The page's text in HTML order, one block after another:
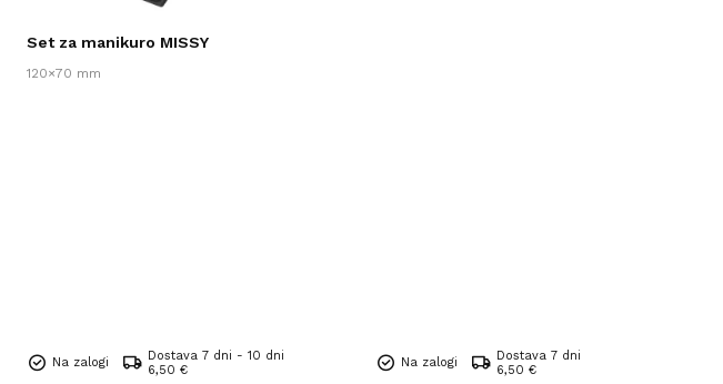
Set za manikuro MISSY
120×70 mm
Na zalogi
Dostava 7 dni - 10 dni
6,50 €
Na zalogi
Dostava 7 dni
6,50 €